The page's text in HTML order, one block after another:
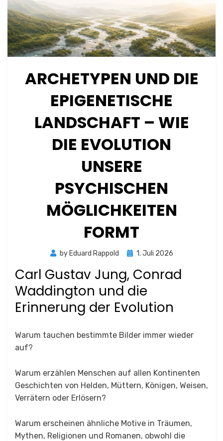
ARCHETYPEN UND DIE
EPIGENETISCHE
LANDSCHAFT – WIE
DIE EVOLUTION
UNSERE
PSYCHISCHEN
MÖGLICHKEITEN
FORMT
by Eduard Rappold
Posted
1. Juli 2026
Carl Gustav Jung, Conrad
Waddington und die
Erinnerung der Evolution
Warum tauchen bestimmte Bilder immer wieder
auf?
Warum erzählen Menschen auf allen Kontinenten
Geschichten von Helden, Müttern, Königen, Weisen,
Verrätern oder Erlösern?
Warum erscheinen ähnliche Motive in Träumen,
Mythen, Religionen und Romanen, obwohl die